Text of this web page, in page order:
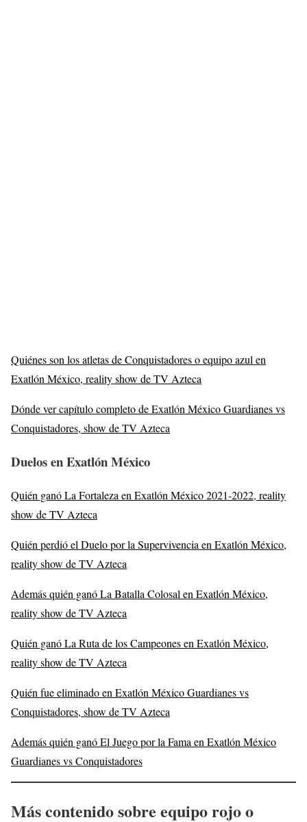
Quiénes son los atletas de Conquistadores o equipo azul en
Exatlón México, reality show de TV Azteca
Dónde ver capítulo completo de Exatlón México Guardianes vs
Conquistadores, show de TV Azteca
Duelos en Exatlón México
Quién ganó La Fortaleza en Exatlón México 2021-2022, reality
show de TV Azteca
Quién perdió el Duelo por la Supervivencia en Exatlón México,
reality show de TV Azteca
Además quién ganó La Batalla Colosal en Exatlón México,
reality show de TV Azteca
Quién ganó La Ruta de los Campeones en Exatlón México,
reality show de TV Azteca
Quién fue eliminado en Exatlón México Guardianes vs
Conquistadores, show de TV Azteca
Además quién ganó El Juego por la Fama en Exatlón México
Guardianes vs Conquistadores
Más contenido sobre equipo rojo o